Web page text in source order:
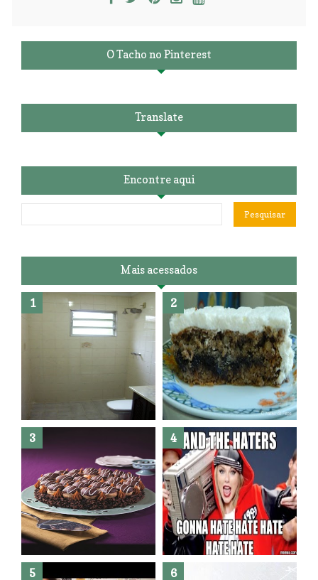
O Tacho no Pinterest
Translate
Encontre aqui
Mais acessados
Banheiro novo por menos de
R$300,00 ?? E sem quebra
quebra ??( Editado)
Posso congelar bolo ??